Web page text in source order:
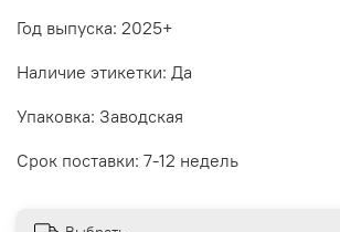
Год выпуска: 2025+
Наличие этикетки: Да
Упаковка: Заводская
Срок поставки: 7-12 недель